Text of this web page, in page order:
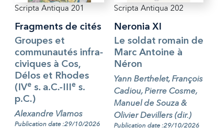
Scripta Antiqua 201
Fragments de cités
Groupes et
communautés infra-
civiques à Cos,
Délos et Rhodes
(IVe s. a.C.-IIIe s.
p.C.)
Alexandre Vlamos
Publication date :29/10/2026
Scripta Antiqua 202
Neronia XI
Le soldat romain de
Marc Antoine à
Néron
Yann Berthelet, François
Cadiou, Pierre Cosme,
Manuel de Souza &
Olivier Devillers (dir.)
Publication date :29/10/2026